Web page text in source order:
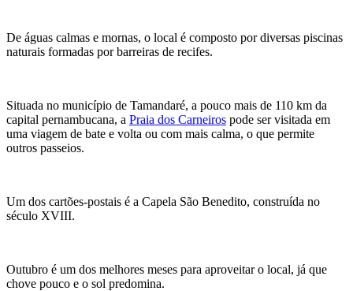
De águas calmas e mornas, o local é composto por diversas piscinas
naturais formadas por barreiras de recifes.
Situada no município de Tamandaré, a pouco mais de 110 km da
capital pernambucana, a Praia dos Carneiros pode ser visitada em
uma viagem de bate e volta ou com mais calma, o que permite
outros passeios.
Um dos cartões-postais é a Capela São Benedito, construída no
século XVIII.
Outubro é um dos melhores meses para aproveitar o local, já que
chove pouco e o sol predomina.